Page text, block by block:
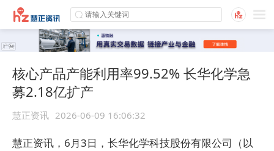
核心产品产能利用率99.52% 长华化学急
募2.18亿扩产
慧正资讯 2026-06-09 16:06:32
慧正资讯， 6月3日，长华化学科技股份有限公司（以